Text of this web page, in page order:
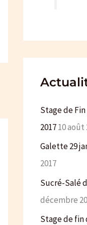
Stage de
201710 août
Galette 29
2017
Sucré-Salé
décembre
Stage de fin